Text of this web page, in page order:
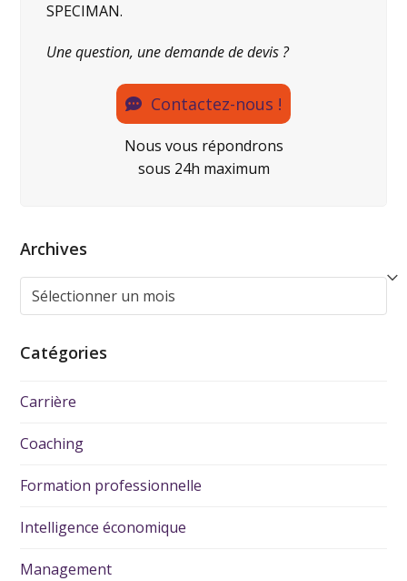
SPECIMAN.
Une question, une demande de devis ?
Contactez-nous !
Nous vous répondrons
sous 24h maximum
Archives
Catégories
Carrière
Coaching
Formation professionnelle
Intelligence économique
Management